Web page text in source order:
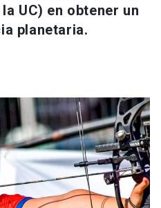
launch
launch UC) en obtener un
planetaria.